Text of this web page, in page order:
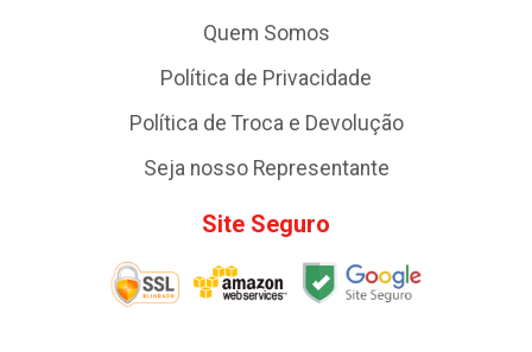
Quem Somos
Política de Privacidade
Política de Troca e Devolução
Seja nosso Representante
Site Seguro